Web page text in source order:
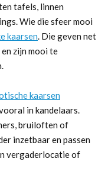
tafels, linnen
Wie die sfeer mooi
kaarsen. Die geven net
zijn mooi te
kaarsen
in kandelaars.
bruiloften of
inzetbaar en passen
vergaderlocatie of